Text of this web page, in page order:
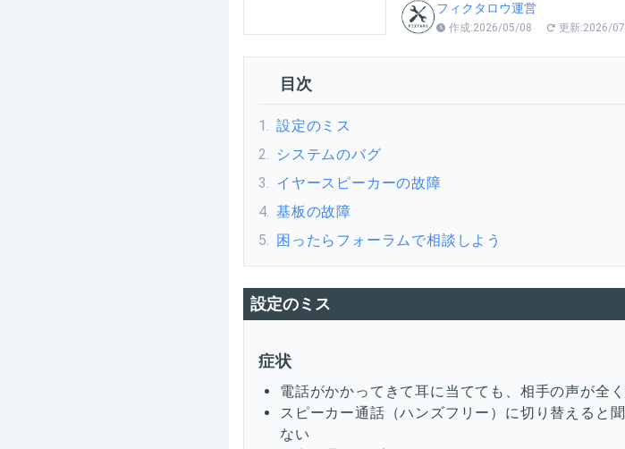
フィクタロウ運営
作成:2026/05/08 更新:2026/
目次
1 . 設定のミス
2. システムのバグ
3. イヤースピーカーの故障
4. 基板の故障
5. 困ったらフォーラムで相談しよう
設定のミス
症状
電話がかかってきて耳に当てても、相手の声が全
スピーカー通話（ハンズフリー）に切り替えると
ない